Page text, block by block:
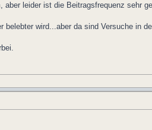
aber leider ist die Beitragsfrequenz sehr
belebter wird...aber da sind Versuche in